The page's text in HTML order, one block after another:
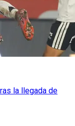
la llegada de